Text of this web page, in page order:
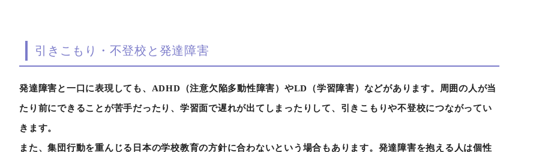
引きこもり・不登校と発達障害
発達障害と一口に表現しても、ADHD（注意欠陥多動性障害）やLD（学習障害）などがあります。周囲の人が当
たり前にできることが苦手だったり、学習面で遅れが出てしまったりして、引きこもりや不登校につながってい
きます。
また、集団行動を重んじる日本の学校教育の方針に合わないという場合もあります。発達障害を抱える人は個性